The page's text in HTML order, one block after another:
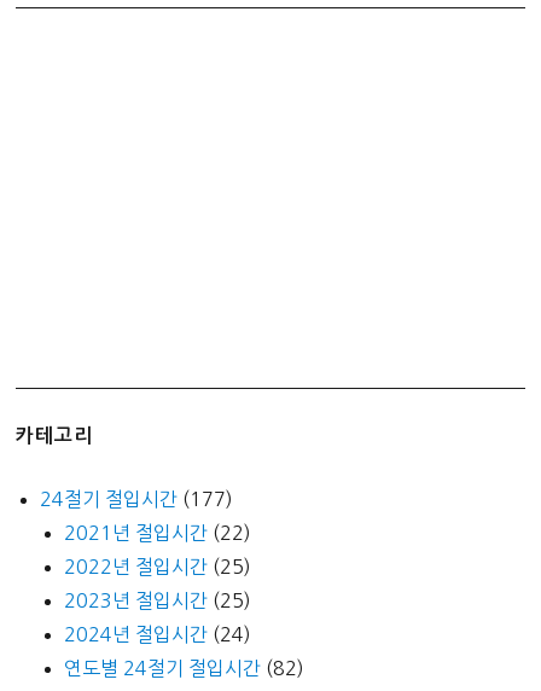
카테고리
24절기 절입시간 (177)
2021년 절입시간 (22)
2022년 절입시간 (25)
2023년 절입시간 (25)
2024년 절입시간 (24)
연도별 24절기 절입시간 (82)